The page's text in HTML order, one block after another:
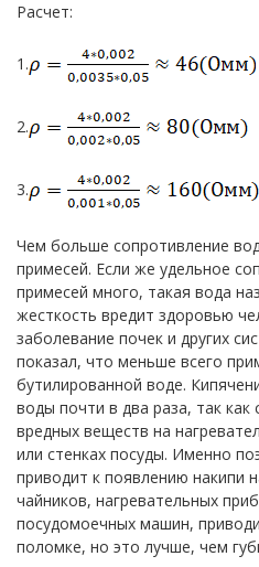
Расчет:
1.
2.
3.
Чем больше сопротивление
примесей. Если же удельное
примесей много, такая вода
жесткость вредит здоровью
заболевание почек и других
показал, что меньше всего
бутилированной воде.
воды почти в два раза, так
вредных веществ на
или стенках посуды. Именно
приводит к появлению накипи
чайников, нагревательных
посудомоечных машин,
поломке, но это лучше, чем